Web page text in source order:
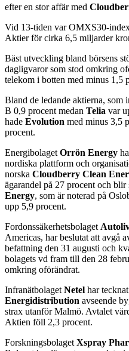
efter en stor affär med
Vid 13-tiden var OMXS30-
Aktier för cirka 6,5 miljarder
Bäst utveckling bland börsens
dagligvaror som stod omkring
telekom i botten med minus 1,5
Bland de ledande aktierna,
B 0,9 procent medan Telia var
hade Evolution med minus 3,5
procent.
EnergibolagetOrrön Energy
nordiska plattform och
norska Cloudberry Clean
ägarandel på 27 procent och blir
Energy, som är noterad på
upp 5,9 procent.
Fordonssäkerhetsbolaget
Americas, har beslutat att avgå
befattning den 31 augusti och
bolagets vd fram till den 28
omkring oförändrat.
InfranätbolagetNetel har
Energidistribution avseende
strax utanför Malmö. Avtalet
Aktien föll 2,3 procent.
ForskningsbolagetXspray